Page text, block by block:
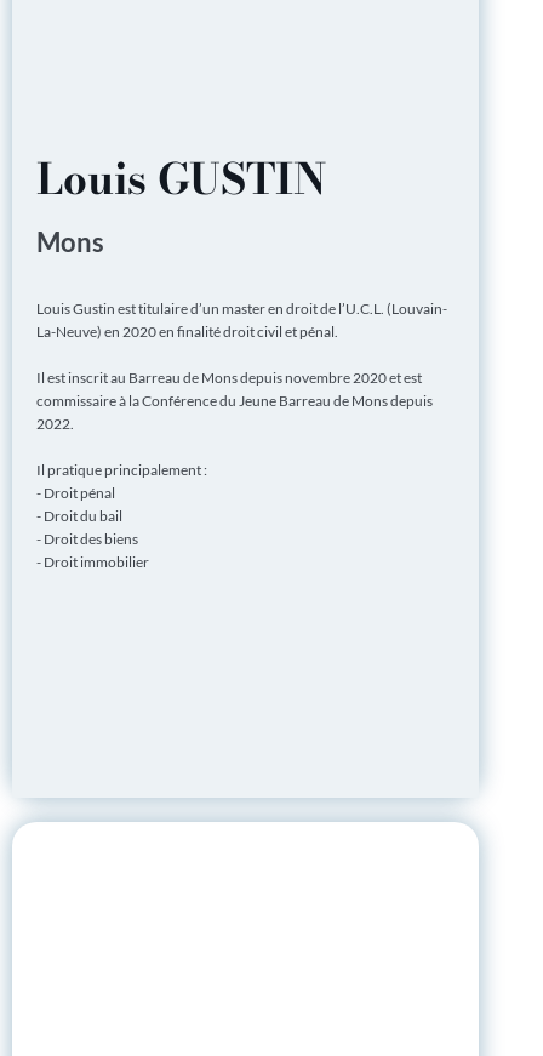
Louis GUSTIN
Mons
Louis Gustin est titulaire d’un master en droit de l’U.C.L. (Louvain-
La-Neuve) en 2020 en finalité droit civil et pénal.
Il est inscrit au Barreau de Mons depuis novembre 2020 et est
commissaire à la Conférence du Jeune Barreau de Mons depuis
2022.
Il pratique principalement :
- Droit pénal
- Droit du bail
- Droit des biens
- Droit immobilier